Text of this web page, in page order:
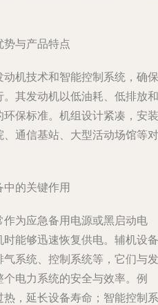
势与产品特点
机技术和智能控制系统，确保
其发动机以低油耗、低排放和
保标准。机组设计紧凑，安装
通信基站、大型活动场馆等对
的关键作用
为应急备用电源或黑启动电
能够迅速恢复供电。辅机设备
系统、控制系统等，它们与发
电力系统的安全与效率。例
，延长设备寿命；智能控制系